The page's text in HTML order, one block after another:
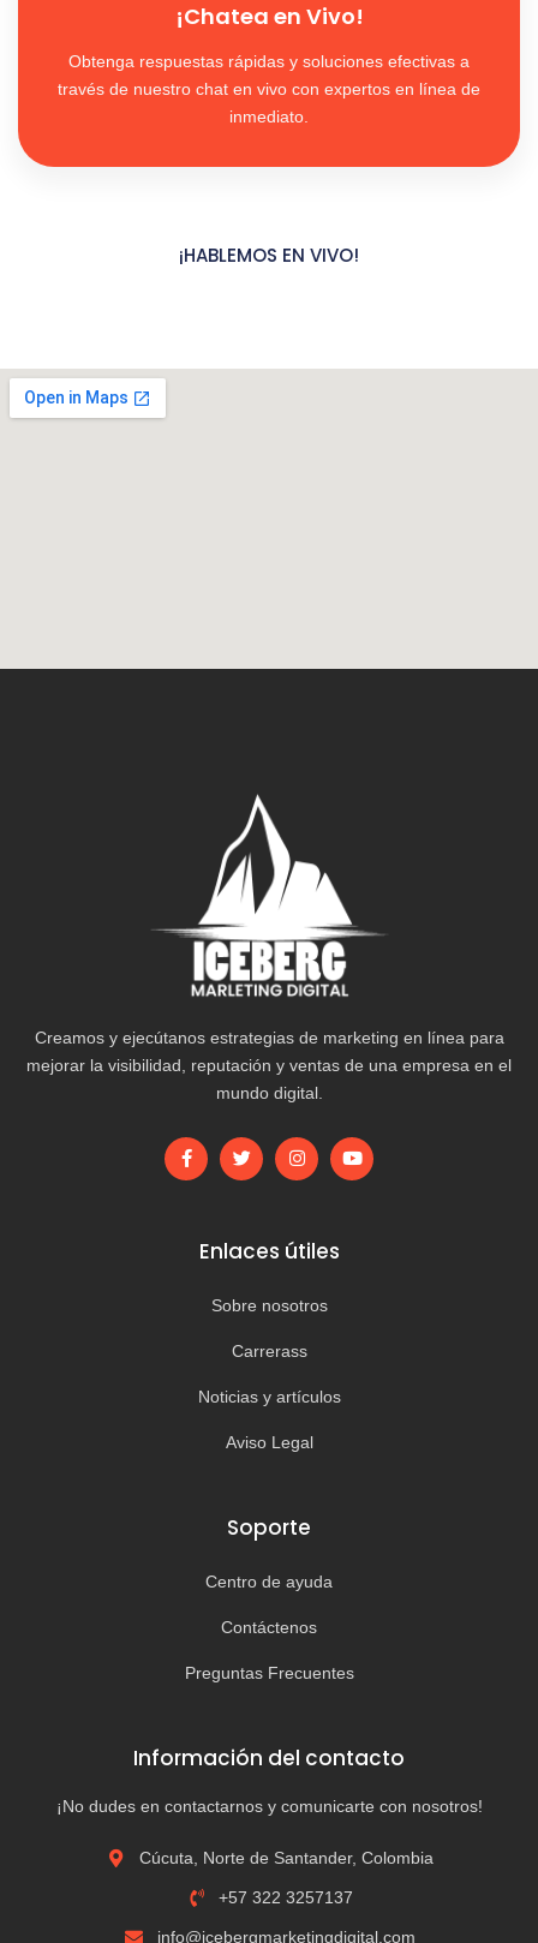
¡Chatea en Vivo!
Obtenga respuestas rápidas y soluciones efectivas a
través de nuestro chat en vivo con expertos en línea de
inmediato.
¡HABLEMOS EN VIVO!
Creamos y ejecútanos estrategias de marketing en línea para
mejorar la visibilidad, reputación y ventas de una empresa en el
mundo digital.
Enlaces útiles
Sobre nosotros
Carrerass
Noticias y artículos
Aviso Legal
Soporte
Centro de ayuda
Contáctenos
Preguntas Frecuentes
Información del contacto
¡No dudes en contactarnos y comunicarte con nosotros!
Cúcuta, Norte de Santander, Colombia
+57 322 3257137
info@icebergmarketingdigital.com